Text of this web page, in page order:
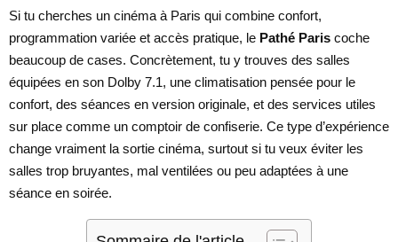
Si tu cherches un cinéma à Paris qui combine confort,
programmation variée et accès pratique, le Pathé Paris coche
beaucoup de cases. Concrètement, tu y trouves des salles
équipées en son Dolby 7.1, une climatisation pensée pour le
confort, des séances en version originale, et des services utiles
sur place comme un comptoir de confiserie. Ce type d’expérience
change vraiment la sortie cinéma, surtout si tu veux éviter les
salles trop bruyantes, mal ventilées ou peu adaptées à une
séance en soirée.